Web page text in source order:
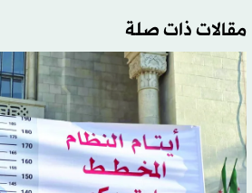
مقالات ذات صلة